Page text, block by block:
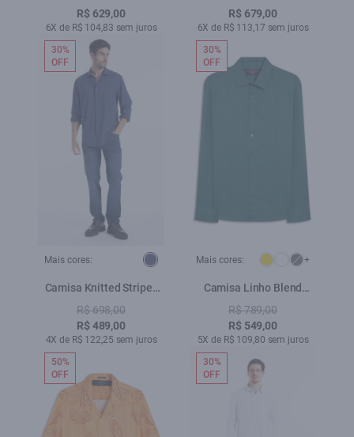
Plumbus
R$ 629,00
6X de R$ 104,83 sem juros
R$ 679,00
6X de R$ 113,17 sem juros
Mais cores:
Camisa Knitted Stripes
Classic New Italian
Marinho
R$ 698,00
R$ 489,00
4X de R$ 122,25 sem juros
30%
OFF
Mais cores: +
Camisa Linho Blend
Classic Anatomic Verde
Escuro
R$ 789,00
R$ 549,00
5X de R$ 109,80 sem juros
30%
OFF
50%
OFF
30%
OFF